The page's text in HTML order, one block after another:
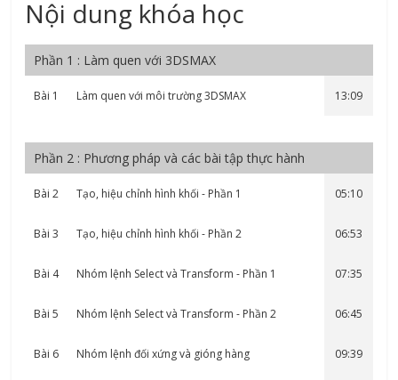
Nội dung khóa học
Phần 1 : Làm quen với 3DSMAX
Bài 1 Làm quen với môi trường 3DSMAX 13:09
Phần 2 : Phương pháp và các bài tập thực hành
Bài 2 Tạo, hiệu chỉnh hình khối - Phần 1 05:10
Bài 3 Tạo, hiệu chỉnh hình khối - Phần 2 06:53
Bài 4 Nhóm lệnh Select và Transform - Phần 1 07:35
Bài 5 Nhóm lệnh Select và Transform - Phần 2 06:45
Bài 6 Nhóm lệnh đối xứng và gióng hàng 09:39